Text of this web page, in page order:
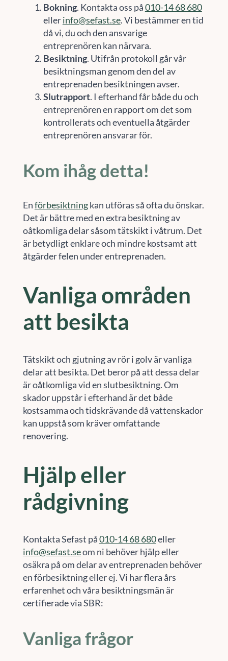
Bokning. Kontakta oss på010-14 68 680
ellerinfo@sefast.se. Vi bestämmer en tid
då vi, du och den ansvarige
entreprenören kan närvara.
Besiktning. Utifrån protokoll går vår
besiktningsman genom den del av
entreprenaden besiktningen avser.
Slutrapport. I efterhand får både du och
entreprenören en rapport om det som
kontrollerats och eventuella åtgärder
entreprenören ansvarar för.
Kom ihåg detta!
Enförbesiktningkan utföras så ofta du önskar.
Det är bättre med en extra besiktning av
oåtkomliga delar såsom tätskikt i våtrum. Det
är betydligt enklare och mindre kostsamt att
åtgärder felen under entreprenaden.
Vanliga områden
att besikta
Tätskikt och gjutning av rör i golv är vanliga
delar att besikta. Det beror på att dessa delar
är oåtkomliga vid en slutbesiktning. Om
skador uppstår i efterhand är det både
kostsamma och tidskrävande då vattenskador
kan uppstå som kräver omfattande
renovering.
Hjälp eller
rådgivning
Kontakta Sefast på010-14 68 680eller
info@sefast.seom ni behöver hjälp eller
osäkra på om delar av entreprenaden behöver
en förbesiktning eller ej. Vi har flera års
erfarenhet och våra besiktningsmän är
certifierade via SBR:
Vanliga frågor